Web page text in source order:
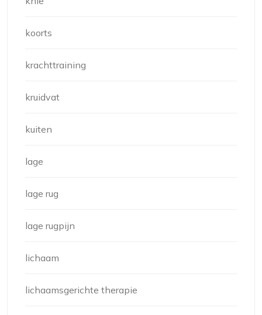
koorts
krachttraining
kruidvat
kuiten
lage
lage rug
lage rugpijn
lichaam
lichaamsgerichte therapie